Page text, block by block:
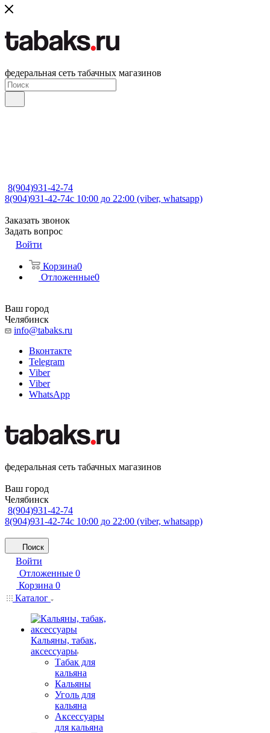
федеральная сеть табачных магазинов
8(904)931-42-74
8(904)931-42-74с 10:00 до 22:00 (viber, whatsapp)
Заказать звонок
Задать вопрос
Войти
Корзина0
Отложенные0
Ваш город
Челябинск
info@tabaks.ru
Вконтакте
Telegram
Viber
Viber
WhatsApp
федеральная сеть табачных магазинов
Ваш город
Челябинск
8(904)931-42-74
8(904)931-42-74с 10:00 до 22:00 (viber, whatsapp)
Поиск
Войти
Отложенные 0
Корзина 0
Каталог
Кальяны, табак,
аксессуары
Табак для
кальяна
Кальяны
Уголь для
кальяна
Аксессуары
для кальяна